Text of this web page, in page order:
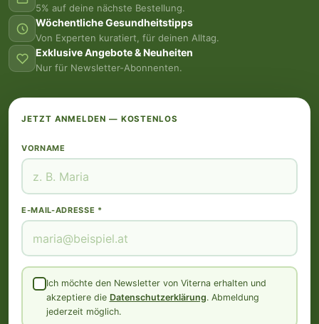
5% auf deine nächste Bestellung.
Wöchentliche Gesundheitstipps
Von Experten kuratiert, für deinen Alltag.
Exklusive Angebote & Neuheiten
Nur für Newsletter-Abonnenten.
JETZT ANMELDEN — KOSTENLOS
VORNAME
E-MAIL-ADRESSE *
Ich möchte den Newsletter von Viterna erhalten und
akzeptiere die Datenschutzerklärung. Abmeldung
jederzeit möglich.